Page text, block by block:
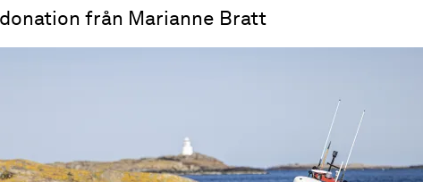
från Marianne Bratt